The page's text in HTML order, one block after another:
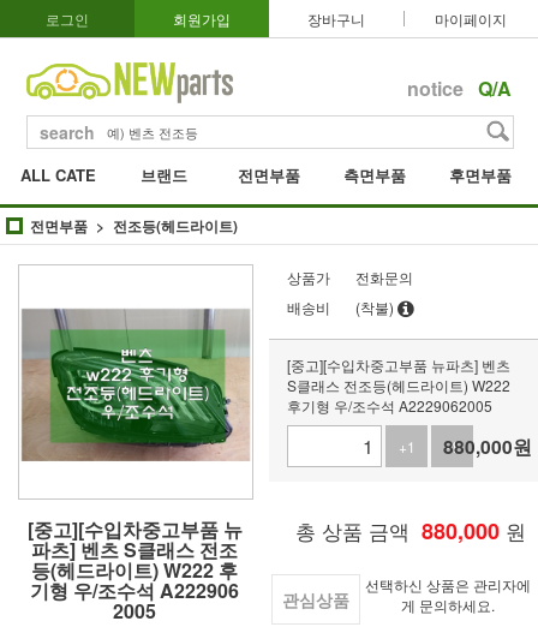
로그인 회원가입 장바구니 마이페이지
notice Q/A
search
ALL CATE 브랜드 전면부품 측면부품 후면부품
전면부품 전조등(헤드라이트)
[중고][수입차중고부품 뉴
파츠] 벤츠 S클래스 전조
등(헤드라이트) W222 후
기형 우/조수석 A222906
2005
상품가
전화문의
배송비
(착불)
[중고][수입차중고부품 뉴파츠] 벤츠
S클래스 전조등(헤드라이트) W222
후기형 우/조수석 A2229062005
+1
-1
880,000원
총 상품 금액 880,000 원
관심상품
선택하신 상품은 관리자에
게 문의하세요.